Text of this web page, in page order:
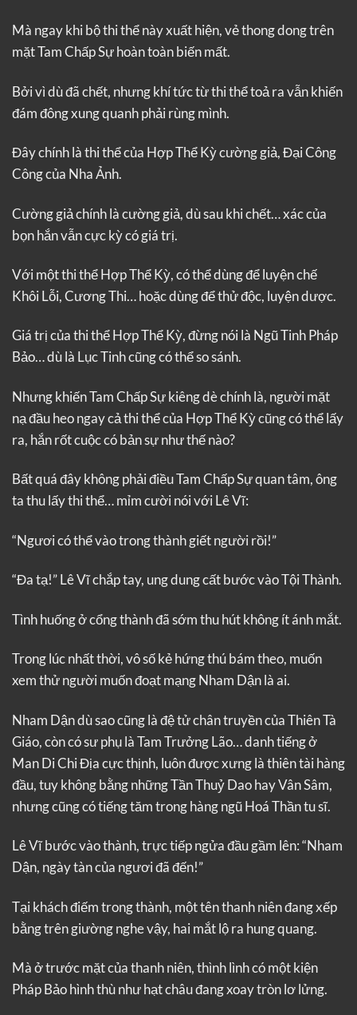
Mà ngay khi bộ thi thể này xuất hiện, vẻ thong dong trên
mặt Tam Chấp Sự hoàn toàn biến mất.
Bởi vì dù đã chết, nhưng khí tức từ thi thể toả ra vẫn khiến
đám đông xung quanh phải rùng mình.
Đây chính là thi thể của Hợp Thể Kỳ cường giả, Đại Công
Công của Nha Ảnh.
Cường giả chính là cường giả, dù sau khi chết… xác của
bọn hắn vẫn cực kỳ có giá trị.
Với một thi thể Hợp Thể Kỳ, có thể dùng để luyện chế
Khôi Lỗi, Cương Thi… hoặc dùng để thử độc, luyện dược.
Giá trị của thi thể Hợp Thể Kỳ, đừng nói là Ngũ Tinh Pháp
Bảo… dù là Lục Tinh cũng có thể so sánh.
Nhưng khiến Tam Chấp Sự kiêng dè chính là, người mặt
nạ đầu heo ngay cả thi thể của Hợp Thể Kỳ cũng có thể lấy
ra, hắn rốt cuộc có bản sự như thế nào?
Bất quá đây không phải điều Tam Chấp Sự quan tâm, ông
ta thu lấy thi thể… mỉm cười nói với Lê Vĩ:
“Ngươi có thể vào trong thành giết người rồi!”
“Đa tạ!” Lê Vĩ chắp tay, ung dung cất bước vào Tội Thành.
Tình huống ở cổng thành đã sớm thu hút không ít ánh mắt.
Trong lúc nhất thời, vô số kẻ hứng thú bám theo, muốn
xem thử người muốn đoạt mạng Nham Dận là ai.
Nham Dận dù sao cũng là đệ tử chân truyền của Thiên Tà
Giáo, còn có sư phụ là Tam Trưởng Lão… danh tiếng ở
Man Di Chi Địa cực thịnh, luôn được xưng là thiên tài hàng
đầu, tuy không bằng những Tần Thuỷ Dao hay Vân Sâm,
nhưng cũng có tiếng tăm trong hàng ngũ Hoá Thần tu sĩ.
Lê Vĩ bước vào thành, trực tiếp ngửa đầu gầm lên: “Nham
Dận, ngày tàn của ngươi đã đến!”
Tại khách điếm trong thành, một tên thanh niên đang xếp
bằng trên giường nghe vậy, hai mắt lộ ra hung quang.
Mà ở trước mặt của thanh niên, thình lình có một kiện
Pháp Bảo hình thù như hạt châu đang xoay tròn lơ lửng.